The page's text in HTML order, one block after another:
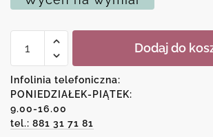
Plakat-
dmuchawce
łące
Dodaj do
Infolinia telefoniczna:
PONIEDZIAŁEK-PIĄTEK:
9.00-16.00
tel.: 881 31 71 81